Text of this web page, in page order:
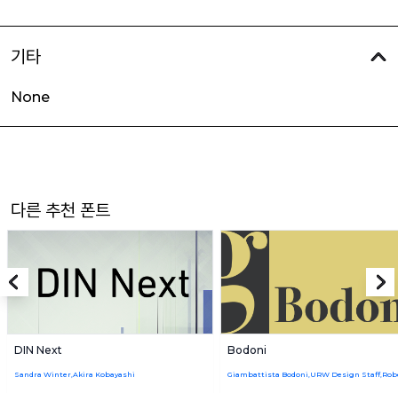
기타
None
다른 추천 폰트
DIN Next
Sandra Winter,Akira Kobayashi
Bodoni